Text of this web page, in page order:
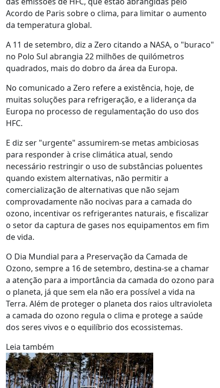
Acordo de Paris sobre o clima, para limitar o aumento
da temperatura global.
A 11 de setembro, diz a Zero citando a NASA, o "buraco"
no Polo Sul abrangia 22 milhões de quilómetros
quadrados, mais do dobro da área da Europa.
No comunicado a Zero refere a existência, hoje, de
muitas soluções para refrigeração, e a liderança da
Europa no processo de regulamentação do uso dos
HFC.
E diz ser "urgente" assumirem-se metas ambiciosas
para responder à crise climática atual, sendo
necessário restringir o uso de substâncias poluentes
quando existem alternativas, não permitir a
comercialização de alternativas que não sejam
comprovadamente não nocivas para a camada do
ozono, incentivar os refrigerantes naturais, e fiscalizar
o setor da captura de gases nos equipamentos em fim
de vida.
O Dia Mundial para a Preservação da Camada de
Ozono, sempre a 16 de setembro, destina-se a chamar
a atenção para a importância da camada do ozono para
o planeta, já que sem ela não era possível a vida na
Terra. Além de proteger o planeta dos raios ultravioleta
a camada do ozono regula o clima e protege a saúde
dos seres vivos e o equilíbrio dos ecossistemas.
Leia também